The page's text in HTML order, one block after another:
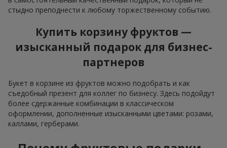
стыдно преподнести к любому торжественному событию.
Купить корзину фруктов —
изысканный подарок для бизнес-
партнеров
Букет в корзине из фруктов можно подобрать и как
съедобный презент для коллег по бизнесу. Здесь подойдут
более сдержанные комбинации в классическом
оформлении, дополненные изысканными цветами: розами,
каллами, герберами.